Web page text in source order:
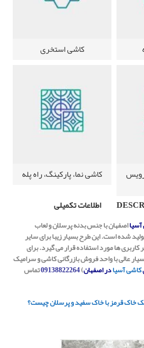
کاشی استخری
کاشی نما، پارکینگ، راه پله
اطلاعات تکمیلی
اصفهان با جنس بدنه پرسلان و لعاب
سایز ۱۲۰*۶۰ تولید شده است. این طرح بسیار زیبا برای سایر
ها مورد استفاده قرار می گیرد. برای
عالی با واحد فروش بازرگانی کاشی و سرامیک
کاشی آسیادر اصفهان)
09138822264تماس
خاک قرمز با خاک سفید و پرسلان چیست؟